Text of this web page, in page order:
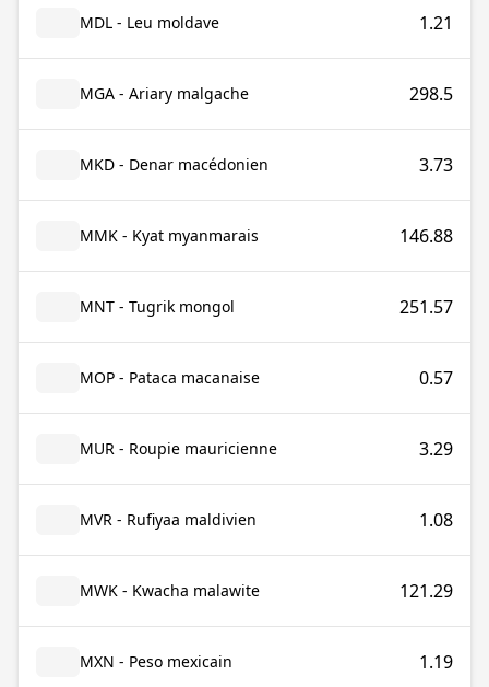
MDL - Leu moldave 1.21
MGA - Ariary malgache 298.5
MKD - Denar macédonien 3.73
MMK - Kyat myanmarais 146.88
MNT - Tugrik mongol 251.57
MOP - Pataca macanaise 0.57
MUR - Roupie mauricienne 3.29
MVR - Rufiyaa maldivien 1.08
MWK - Kwacha malawite 121.29
MXN - Peso mexicain 1.19